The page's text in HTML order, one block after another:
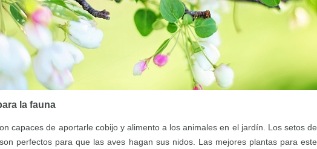
la fauna
capaces de aportarle cobijo y alimento a los animales en el jardín. Los setos de
perfectos para que las aves hagan sus nidos. Las mejores plantas para este